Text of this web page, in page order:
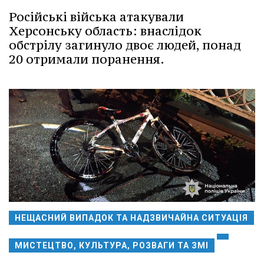
Російські війська атакували
Херсонську область: внаслідок
обстрілу загинуло двоє людей, понад
20 отримали поранення.
НЕЩАСНИЙ ВИПАДОК ТА НАДЗВИЧАЙНА СИТУАЦІЯ
МИСТЕЦТВО, КУЛЬТУРА, РОЗВАГИ ТА ЗМІ